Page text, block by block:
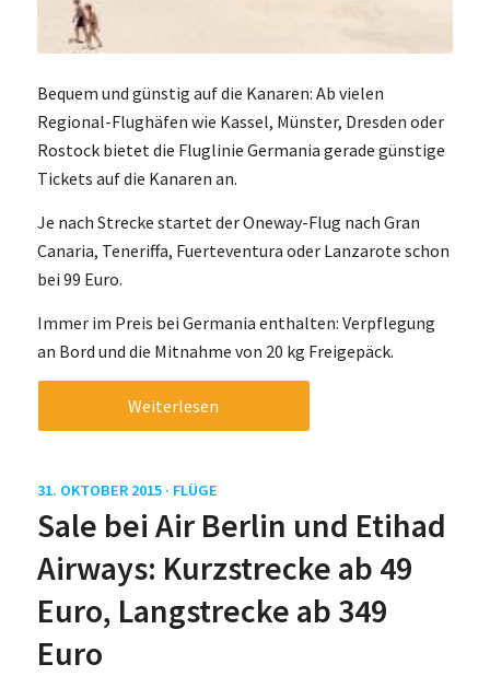
Bequem und günstig auf die Kanaren: Ab vielen
Regional-Flughäfen wie Kassel, Münster, Dresden oder
Rostock bietet die Fluglinie Germania gerade günstige
Tickets auf die Kanaren an.
Je nach Strecke startet der Oneway-Flug nach Gran
Canaria, Teneriffa, Fuerteventura oder Lanzarote schon
bei 99 Euro.
Immer im Preis bei Germania enthalten: Verpflegung
an Bord und die Mitnahme von 20 kg Freigepäck.
Weiterlesen
31. OKTOBER 2015 · FLÜGE
Sale bei Air Berlin und Etihad
Airways: Kurzstrecke ab 49
Euro, Langstrecke ab 349
Euro